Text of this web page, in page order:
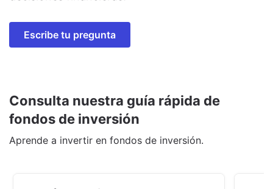
Escribe tu pregunta
Consulta nuestra guía rápida de
fondos de inversión
Aprende a invertir en fondos de inversión.